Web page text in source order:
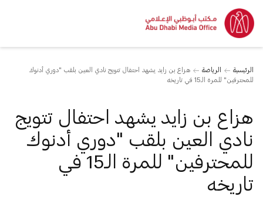
الرئيسية الرياضة
هزاع بن زايد يشهد احتفال تتويج نادي العين بلقب "دوري أدنوك
للمحترفين" للمرة الـ15 في تاريخه
هزاع بن زايد يشهد احتفال تتويج
نادي العين بلقب "دوري أدنوك
للمحترفين" للمرة الـ15 في
تاريخه